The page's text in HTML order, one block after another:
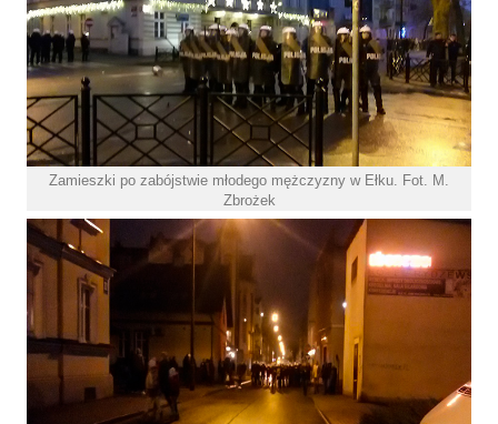
Zamieszki po zabójstwie młodego mężczyzny w Ełku. Fot. M.
Zbrożek